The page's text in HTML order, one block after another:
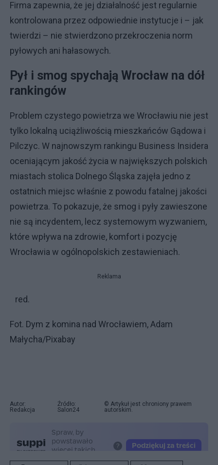
Firma zapewnia, że jej działalność jest regularnie
kontrolowana przez odpowiednie instytucje i – jak
twierdzi – nie stwierdzono przekroczenia norm
pyłowych ani hałasowych.
Pył i smog spychają Wrocław na dół
rankingów
Problem czystego powietrza we Wrocławiu nie jest
tylko lokalną uciążliwością mieszkańców Gądowa i
Pilczyc. W najnowszym rankingu Business Insidera
oceniającym jakość życia w największych polskich
miastach stolica Dolnego Śląska zajęła jedno z
ostatnich miejsc właśnie z powodu fatalnej jakości
powietrza. To pokazuje, że smog i pyły zawieszone
nie są incydentem, lecz systemowym wyzwaniem,
które wpływa na zdrowie, komfort i pozycję
Wrocławia w ogólnopolskich zestawieniach.
Reklama
red.
Fot. Dym z komina nad Wrocławiem, Adam
Małycha/Pixabay
Autor:
Redakcja
Źródło:
Salon24
© Artykuł jest chroniony prawem
autorskim.